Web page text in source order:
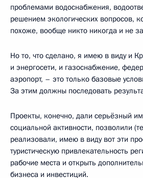
проблемами водоснабжения,
решением экологических вопросов,
похоже, вообще никто никогда и не
Но то, что сделано, я имею в виду и
и энергосети, и газоснабжение,
аэропорт, – это только базовые
За этим должны последовать
Проекты, конечно, дали серьёзный
социальной активности, позволили
реализовали, имею в виду вот эти
туристическую привлекательность
рабочие места и открыть
бизнеса и инвестиций.